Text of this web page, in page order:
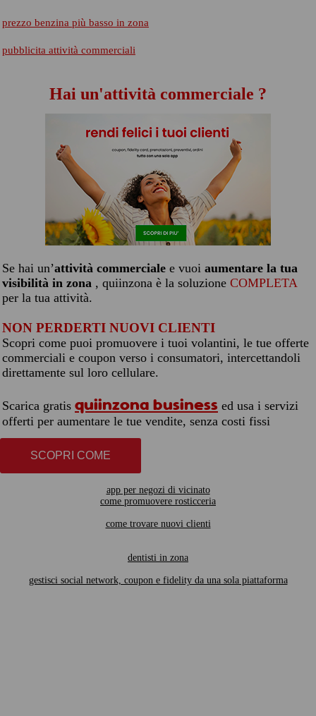
prezzo benzina più basso in zona
pubblicita attività commerciali
Hai un'attività commerciale ?
Se hai un’attività commerciale e vuoi aumentare la tua
visibilità in zona , quiinzona è la soluzione COMPLETA
per la tua attività.
NON PERDERTI NUOVI CLIENTI
Scopri come puoi promuovere i tuoi volantini, le tue offerte
commerciali e coupon verso i consumatori, intercettandoli
direttamente sul loro cellulare.
Scarica gratis quiinzona business ed usa i servizi
offerti per aumentare le tue vendite, senza costi fissi
SCOPRI COME
app per negozi di vicinato
come promuovere rosticceria
come trovare nuovi clienti
dentisti in zona
gestisci social network, coupon e fidelity da una sola piattaforma